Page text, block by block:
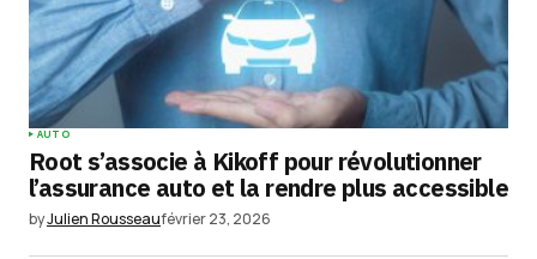
AUTO
Root s’associe à Kikoff pour révolutionner
l’assurance auto et la rendre plus accessible
byJulien Rousseaufévrier 23, 2026